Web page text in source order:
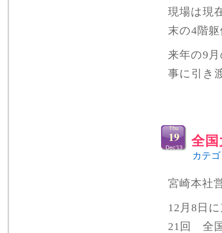
現場は現
末の4階
来年の9
事に引き
全
Thu
19
Dec’13
カテ
宮崎本社
12月8日
21回 全